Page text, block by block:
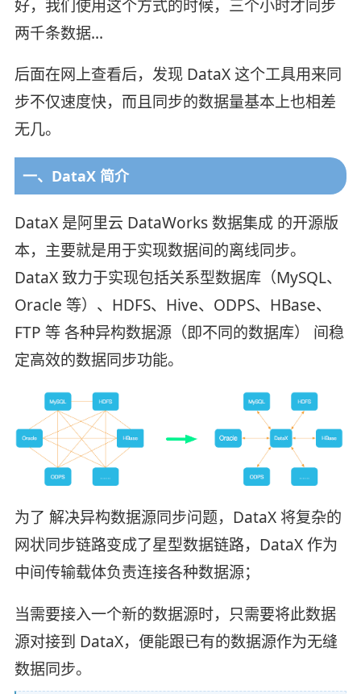
好，我们使用这个方式的时候，三个小时才同步
两千条数据…
后面在网上查看后，发现 DataX 这个工具用来同
步不仅速度快，而且同步的数据量基本上也相差
无几。
一、DataX 简介
DataX 是阿里云 DataWorks 数据集成 的开源版
本，主要就是用于实现数据间的离线同步。
DataX 致力于实现包括关系型数据库（MySQL、
Oracle 等）、HDFS、Hive、ODPS、HBase、
FTP 等 各种异构数据源（即不同的数据库） 间稳
定高效的数据同步功能。
为了 解决异构数据源同步问题，DataX 将复杂的
网状同步链路变成了星型数据链路，DataX 作为
中间传输载体负责连接各种数据源；
当需要接入一个新的数据源时，只需要将此数据
源对接到 DataX，便能跟已有的数据源作为无缝
数据同步。